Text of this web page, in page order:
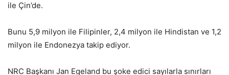
ile Çin’de.
Bunu 5,9 milyon ile Filipinler, 2,4 milyon ile Hindistan ve 1,2
milyon ile Endonezya takip ediyor.
NRC Başkanı Jan Egeland bu şoke edici sayılarla sınırları